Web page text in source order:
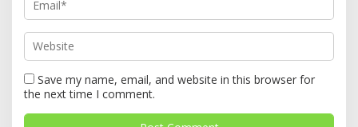
Save my name, email, and website in this browser for
the next time I comment.